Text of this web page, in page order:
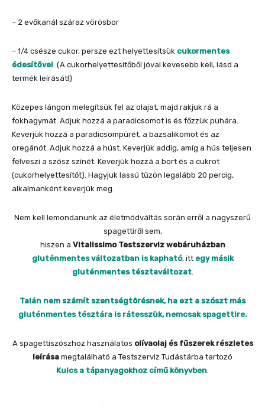
– 2 evőkanál száraz vörösbor
– 1/4 csésze cukor, persze ezt helyettesítsük cukormentes
édesítővel . (A cukorhelyettesítőből jóval kevesebb kell, lásd a
termék leírását!)
Közepes lángon melegítsük fel az olajat, majd rakjuk rá a
fokhagymát. Adjuk hozzá a paradicsomot is és főzzük puhára.
Keverjük hozzá a paradicsompürét, a bazsalikomot és az
oregánót. Adjuk hozzá a húst. Keverjük addig, amíg a hús teljesen
felveszi a szósz színét. Keverjük hozzá a bort és a cukrot
(cukorhelyettesítőt). Hagyjuk lassú tűzön legalább 20 percig,
alkalmanként keverjük meg.
Nem kell lemondanunk az életmódváltás során erről a nagyszerű
spagettiről sem,
hiszen a Vitalissimo Testszerviz webáruházban
gluténmentes változatban is kapható, itt egy másik
gluténmentes tésztaváltozat.
Talán nem számít szentségtörésnek, ha ezt a szószt más
gluténmentes tésztára is rátesszük, nemcsak spagettire.
A spagettiszószhoz használatos olívaolaj és fűszerek részletes
leírása megtalálható a Testszerviz Tudástárba tartozó
Kulcs a tápanyagokhoz című könyvben